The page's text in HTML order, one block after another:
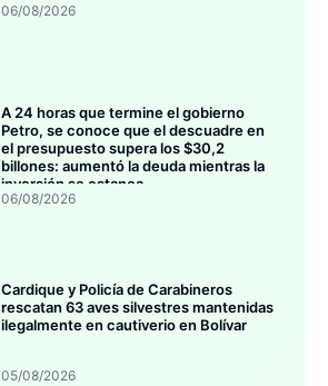
06/08/2026
A 24 horas que termine el gobierno
Petro, se conoce que el descuadre en
el presupuesto supera los $30,2
billones: aumentó la deuda mientras la
inversión se estanca
06/08/2026
Cardique y Policía de Carabineros
rescatan 63 aves silvestres mantenidas
ilegalmente en cautiverio en Bolívar
05/08/2026